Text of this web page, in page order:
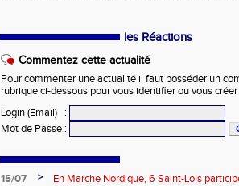
les Réactions
Commentez cette actualité
Pour commenter une actualité il faut posséder un
rubrique ci-dessous pour vous identifier ou vous
Login (Email)
:
Mot de Passe :
15/07 >
En Marche Nordique, 6 Saint-Lois